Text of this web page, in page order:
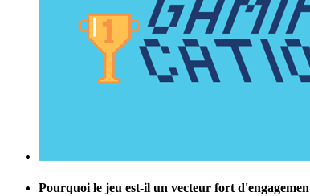
Pourquoi le jeu est-il un vecteur fort